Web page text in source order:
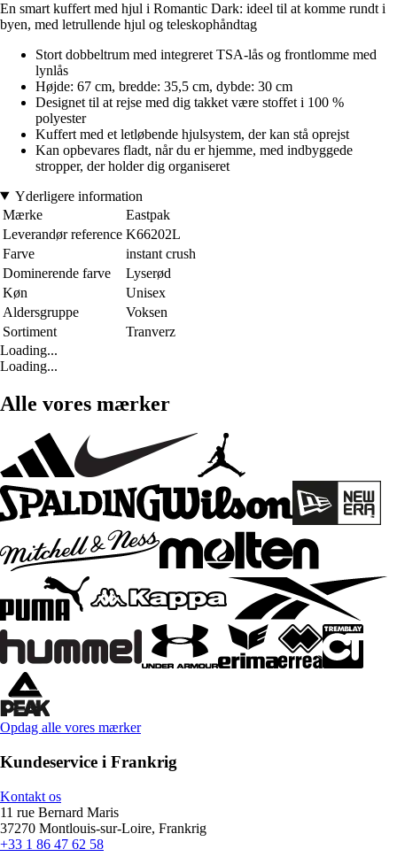
En smart kuffert med hjul i Romantic Dark: ideel til at komme rundt i
byen, med letrullende hjul og teleskophåndtag
Stort dobbeltrum med integreret TSA-lås og frontlomme med
lynlås
Højde: 67 cm, bredde: 35,5 cm, dybde: 30 cm
Designet til at rejse med dig takket være stoffet i 100 %
polyester
Kuffert med et letløbende hjulsystem, der kan stå oprejst
Kan opbevares fladt, når du er hjemme, med indbyggede
stropper, der holder dig organiseret
Yderligere information
Mærke
Eastpak
Leverandør reference K66202L
Farve
instant crush
Dominerende farve
Lyserød
Køn
Unisex
Aldersgruppe
Voksen
Sortiment
Tranverz
Loading...
Loading...
Alle vores mærker
Opdag alle vores mærker
Kundeservice i Frankrig
Kontakt os
11 rue Bernard Maris
37270 Montlouis-sur-Loire, Frankrig
+33 1 86 47 62 58